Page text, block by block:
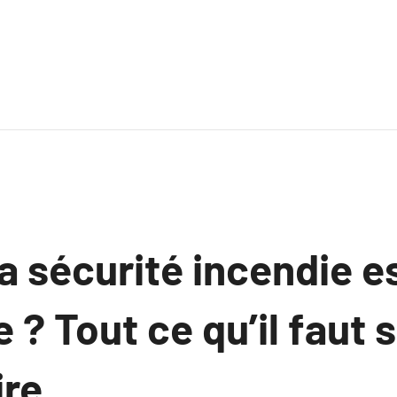
sécurité incendie
? Tout ce qu’il faut